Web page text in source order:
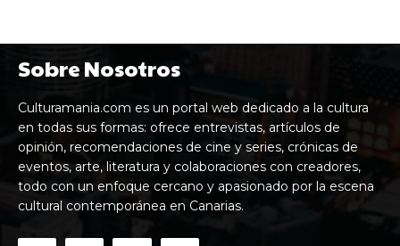
Sobre Nosotros
Culturamania.com es un portal web dedicado a la cultura
en todas sus formas: ofrece entrevistas, artículos de
opinión, recomendaciones de cine y series, crónicas de
eventos, arte, literatura y colaboraciones con creadores,
todo con un enfoque cercano y apasionado por la escena
cultural contemporánea en Canarias.